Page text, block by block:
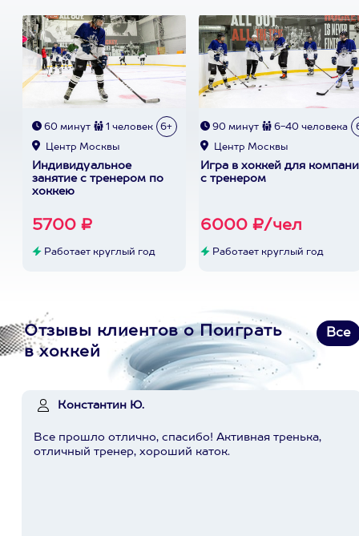
60 минут 1 человек 6+
Центр Москвы
Индивидуальное
занятие с тренером по
хоккею
5700 ₽
Работает круглый год
90 минут 6-40 человека
Центр Москвы
Игра в хоккей для
с тренером
6000 ₽/чел
Работает круглый год
Отзывы клиентов о Поиграть
в хоккей
Все
Константин Ю.
Все прошло отлично, спасибо! Активная тренька,
отличный тренер, хороший каток.